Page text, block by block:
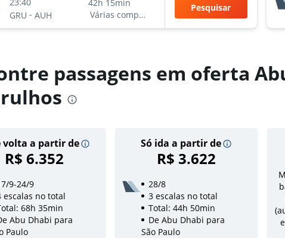
GRU - AUH
42h 15min
Várias companhias aéreas
Pesquisar
passagens em oferta
volta a partir de
R$ 6.352
Só ida a partir de
R$ 3.622
9-24/9
escalas no total
68h 35min
Abu Dhabi para
Paulo
28/8
3 escalas no total
Total: 44h 50min
De Abu Dhabi para
São Paulo